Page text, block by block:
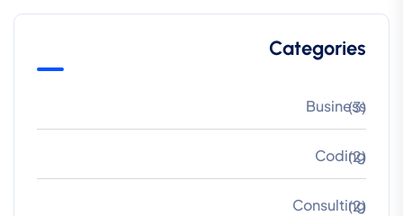
Categories
Business
(3)
Coding
(2)
Consulting
(2)